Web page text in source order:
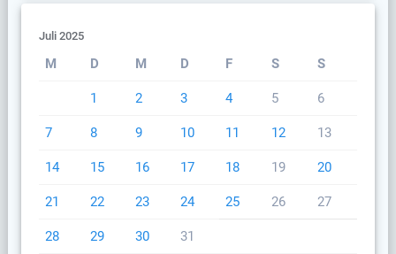
Juli 2025
M D M D F S S
1 2 3 4 5 6
7 8 9 10 11 12 13
14 15 16 17 18 19 20
21 22 23 24 25 26 27
28 29 30 31